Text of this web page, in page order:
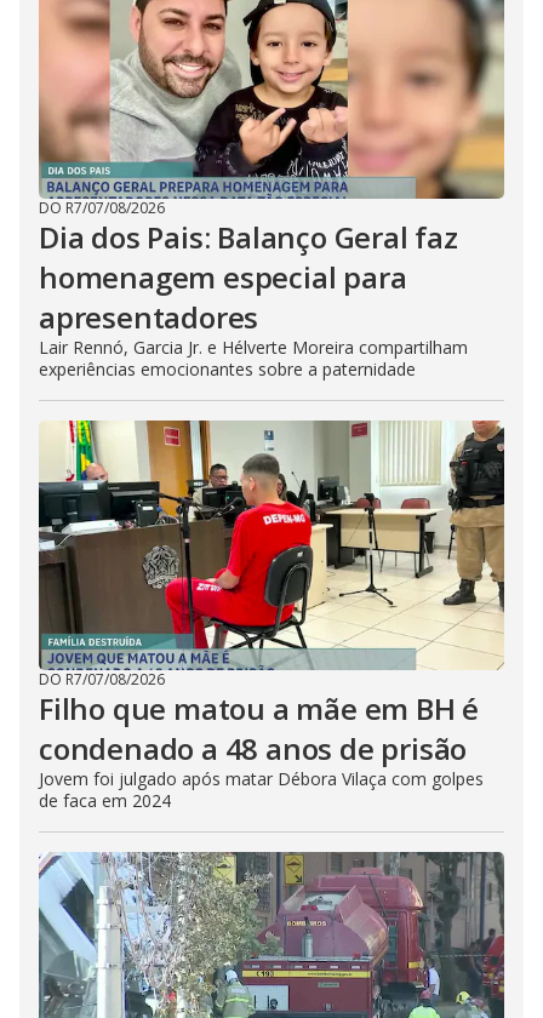
DO R7/07/08/2026
Dia dos Pais: Balanço Geral faz
homenagem especial para
apresentadores
Lair Rennó, Garcia Jr. e Hélverte Moreira compartilham
experiências emocionantes sobre a paternidade
DO R7/07/08/2026
Filho que matou a mãe em BH é
condenado a 48 anos de prisão
Jovem foi julgado após matar Débora Vilaça com golpes
de faca em 2024